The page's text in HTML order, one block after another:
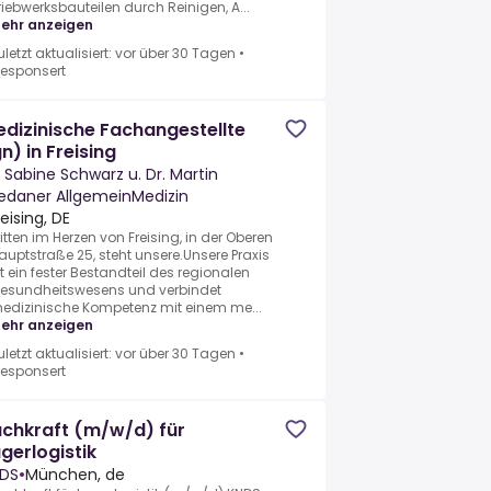
durch Reinigen, A...
anzeigen
aktualisiert: vor über 30 Tagen •
Fachangestellte
in Freising
Sabine Schwarz u. Dr. Martin
AllgemeinMedizin
DE
im Herzen von Freising, in der Oberen
25, steht unsere.Unsere Praxis
ein fester Bestandteil des regionalen
und verbindet
Kompetenz mit einem me...
anzeigen
aktualisiert: vor über 30 Tagen •
(m/w/d) für
•München, de